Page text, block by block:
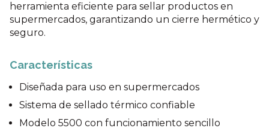
herramienta eficiente para sellar productos en
supermercados, garantizando un cierre hermético y
seguro.
Características
Diseñada para uso en supermercados
Sistema de sellado térmico confiable
Modelo 5500 con funcionamiento sencillo